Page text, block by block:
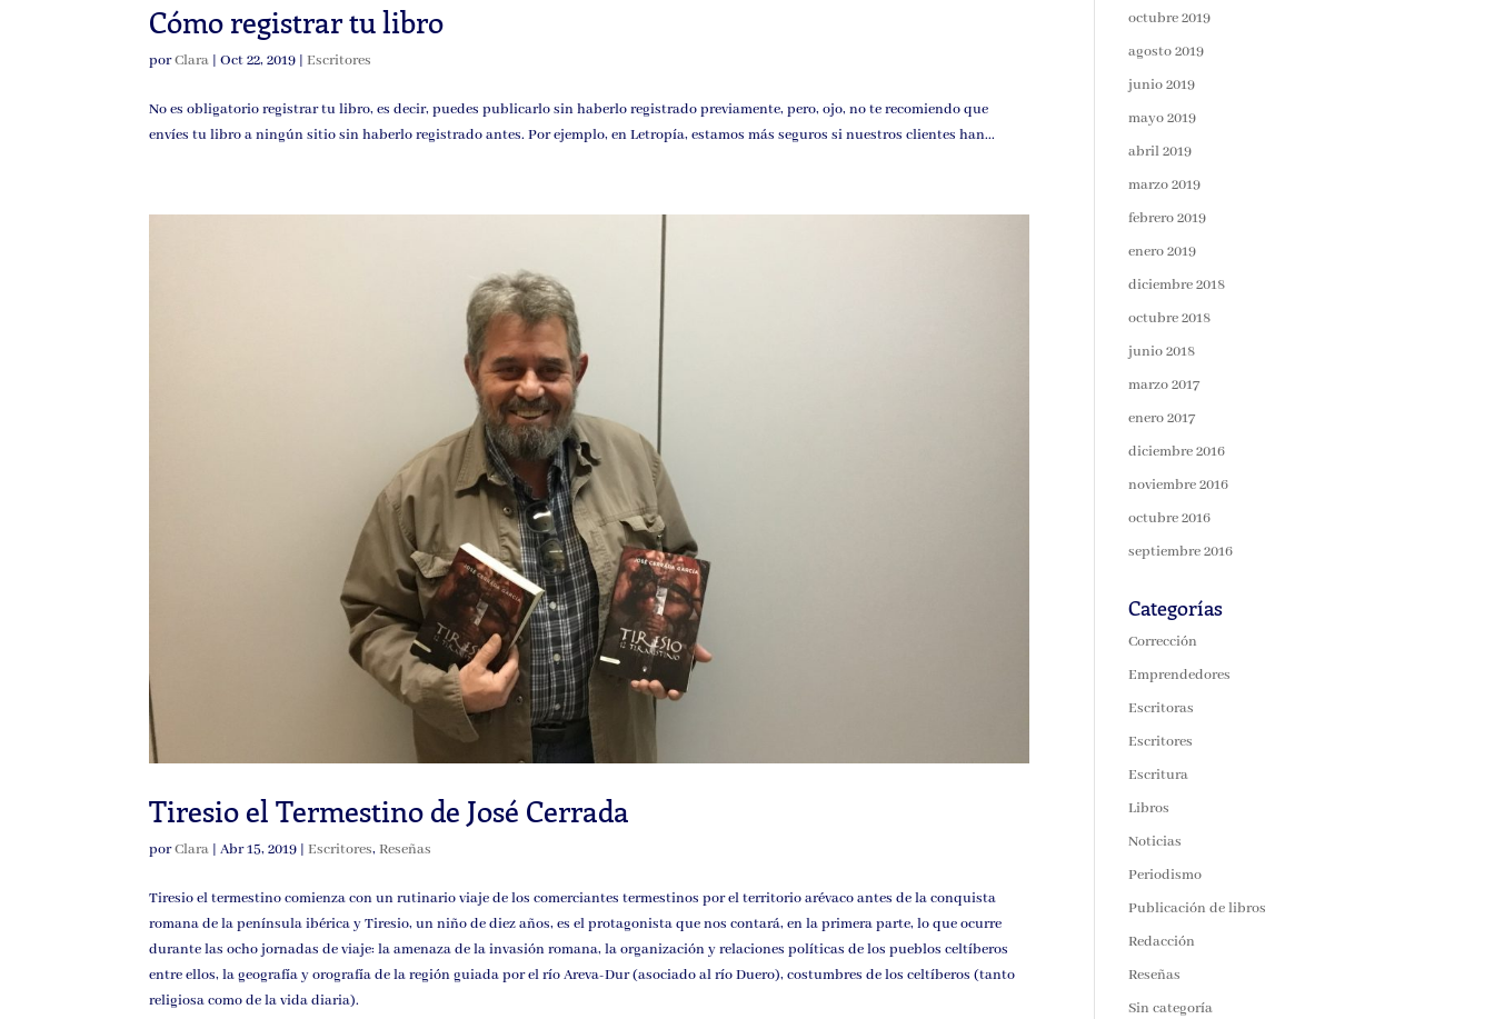
Cómo registrar tu libro
porClara |Oct 22, 2019 |Escritores
No es obligatorio registrar tu libro, es decir, puedes publicarlo sin haberlo registrado previamente, pero, ojo, no te recomiendo que
envíes tu libro a ningún sitio sin haberlo registrado antes. Por ejemplo, en Letropía, estamos más seguros si nuestros clientes han...
Tiresio el Termestino de José Cerrada
porClara |Abr 15, 2019 |Escritores,Reseñas
Tiresio el termestino comienza con un rutinario viaje de los comerciantes termestinos por el territorio arévaco antes de la conquista
romana de la península ibérica y Tiresio, un niño de diez años, es el protagonista que nos contará, en la primera parte, lo que ocurre
durante las ocho jornadas de viaje: la amenaza de la invasión romana, la organización y relaciones políticas de los pueblos celtíberos
entre ellos, la geografía y orografía de la región guiada por el río Areva-Dur (asociado al río Duero), costumbres de los celtíberos (tanto
religiosa como de la vida diaria).
octubre 2019
agosto 2019
junio 2019
mayo 2019
abril 2019
marzo 2019
febrero 2019
enero 2019
diciembre 2018
octubre 2018
junio 2018
marzo 2017
enero 2017
diciembre 2016
noviembre 2016
octubre 2016
septiembre 2016
Categorías
Corrección
Emprendedores
Escritoras
Escritores
Escritura
Libros
Noticias
Periodismo
Publicación de libros
Redacción
Reseñas
Sin categoría